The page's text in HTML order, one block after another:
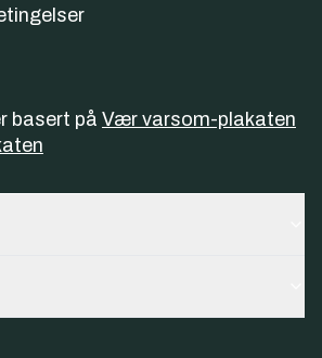
basert på Vær varsom-plakaten